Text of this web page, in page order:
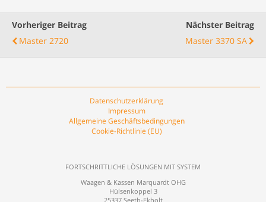
Vorheriger Beitrag
Master 2720
Nächster Beitrag
Master 3370 SA
Datenschutzerklärung
Impressum
Allgemeine Geschäftsbedingungen
Cookie-Richtlinie (EU)
FORTSCHRITTLICHE LÖSUNGEN MIT SYSTEM
Waagen & Kassen Marquardt OHG
Hülsenkoppel 3
25337 Seeth-Ekholt